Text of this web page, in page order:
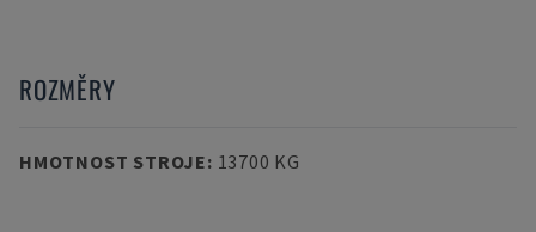
ROZMĚRY
HMOTNOST STROJE: 13700 KG